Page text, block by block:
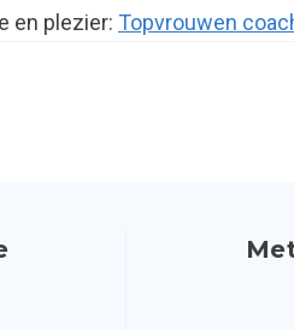
en plezier: Topvrouwen